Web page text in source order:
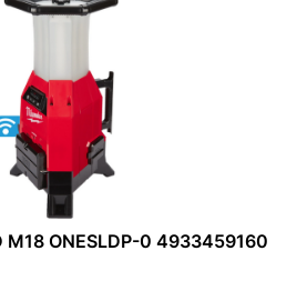
M18 ONESLDP-0 4933459160